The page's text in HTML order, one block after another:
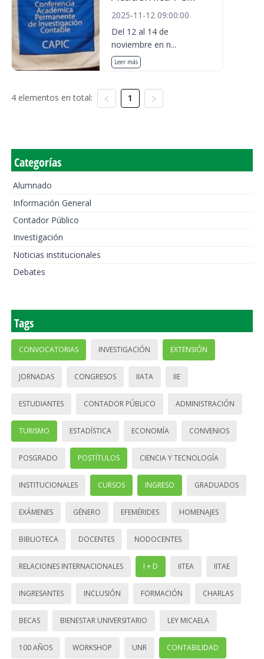
2025-11-12 09:00:00
Del 12 al 14 de
noviembre en n...
Leer más
4 elementos en total: 1
Categorías
Alumnado
Información General
Contador Público
Investigación
Noticias institucionales
Debates
Tags
CONVOCATORIAS INVESTIGACIÓN EXTENSIÓN
JORNADAS CONGRESOS IIATA IIE
ESTUDIANTES CONTADOR PÚBLICO ADMINISTRACIÓN
TURISMO ESTADÍSTICA ECONOMÍA CONVENIOS
POSGRADO POSTÍTULOS CIENCIA Y TECNOLOGÍA
INSTITUCIONALES CURSOS INGRESO GRADUADOS
EXÁMENES GÉNERO EFEMÉRIDES HOMENAJES
BIBLIOTECA DOCENTES NODOCENTES
RELACIONES INTERNACIONALES I + D IITEA IITAE
INGRESANTES INCLUSIÓN FORMACIÓN CHARLAS
BECAS BIENESTAR UNIVERSITARIO LEY MICAELA
100 AÑOS WORKSHOP UNR CONTABILIDAD